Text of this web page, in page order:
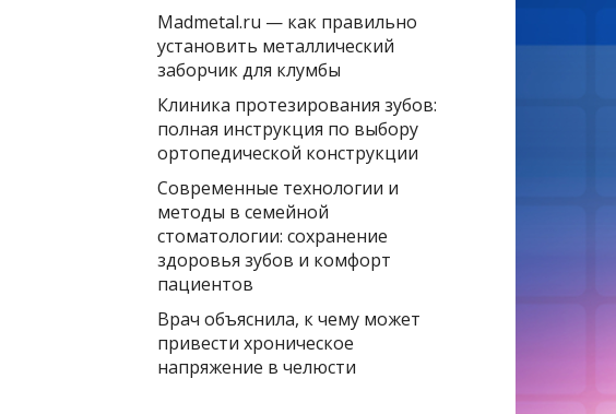
Madmetal.ru — как правильно
установить металлический
заборчик для клумбы
Клиника протезирования зубов:
полная инструкция по выбору
ортопедической конструкции
Современные технологии и
методы в семейной
стоматологии: сохранение
здоровья зубов и комфорт
пациентов
Врач объяснила, к чему может
привести хроническое
напряжение в челюсти